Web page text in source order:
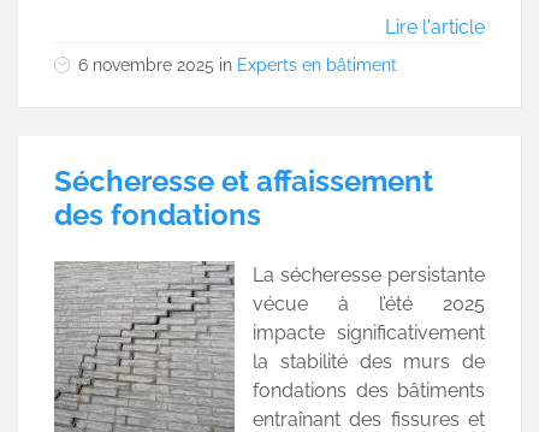
Lire l'article
6 novembre 2025 in Experts en bâtiment
Sécheresse et affaissement
des fondations
La sécheresse persistante
vécue à l’été 2025
impacte significativement
la stabilité des murs de
fondations des bâtiments
entraînant des fissures et